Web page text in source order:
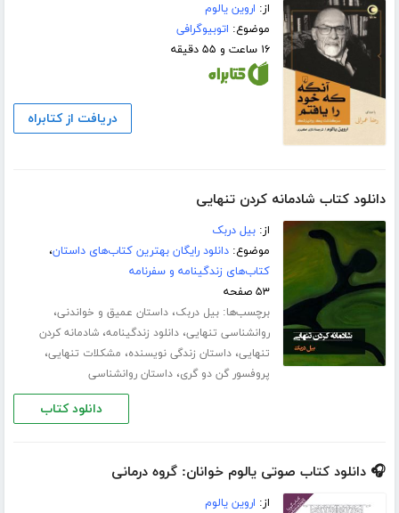
از: اروین یالوم
موضوع: اتوبیوگرافی
۱۶ ساعت و ۵۵ دقیقه
دریافت از کتابراه
دانلود کتاب شادمانه کردن تنهایی
از:بیل دربک
موضوع:دانلود رایگان بهترین کتاب‌های داستان،
کتاب‌های زندگینامه و سفرنامه
۵۳ صفحه
برچسب‌ها:بیل دربک،داستان عمیق و خواندنی،
روانشناسی تنهایی،دانلود زندگینامه،شادمانه کردن
تنهایی،داستان زندگی نویسنده، مشکلات تنهایی،
پروفسور گن دو گری،داستان روانشناسی
دانلود کتاب
🎧 دانلود کتاب صوتی یالوم خوانان: گروه درمانی
از: اروین یالوم